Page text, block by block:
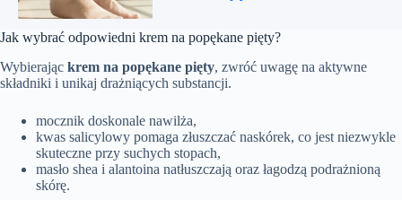
Jak wybrać odpowiedni krem na popękane pięty?
Wybierając krem na popękane pięty, zwróć uwagę na aktywne
składniki i unikaj drażniących substancji.
mocznik doskonale nawilża,
kwas salicylowy pomaga złuszczać naskórek, co jest niezwykle
skuteczne przy suchych stopach,
masło shea i alantoina natłuszczają oraz łagodzą podrażnioną
skórę.